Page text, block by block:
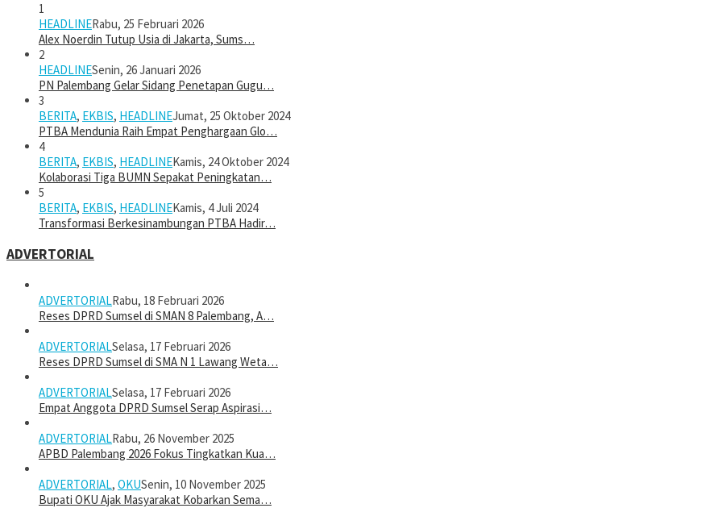
1
HEADLINERabu, 25 Februari 2026
Alex Noerdin Tutup Usia di Jakarta, Sums…
2
HEADLINESenin, 26 Januari 2026
PN Palembang Gelar Sidang Penetapan Gugu…
3
BERITA, EKBIS, HEADLINEJumat, 25 Oktober 2024
PTBA Mendunia Raih Empat Penghargaan Glo…
4
BERITA, EKBIS, HEADLINEKamis, 24 Oktober 2024
Kolaborasi Tiga BUMN Sepakat Peningkatan…
5
BERITA, EKBIS, HEADLINEKamis, 4 Juli 2024
Transformasi Berkesinambungan PTBA Hadir…
ADVERTORIAL
ADVERTORIALRabu, 18 Februari 2026
Reses DPRD Sumsel di SMAN 8 Palembang, A…
ADVERTORIALSelasa, 17 Februari 2026
Reses DPRD Sumsel di SMA N 1 Lawang Weta…
ADVERTORIALSelasa, 17 Februari 2026
Empat Anggota DPRD Sumsel Serap Aspirasi…
ADVERTORIALRabu, 26 November 2025
APBD Palembang 2026 Fokus Tingkatkan Kua…
ADVERTORIAL, OKUSenin, 10 November 2025
Bupati OKU Ajak Masyarakat Kobarkan Sema…